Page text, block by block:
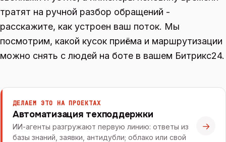
тратят на ручной разбор обращений -
расскажите, как устроен ваш поток. Мы
посмотрим, какой кусок приёма и маршрутизации
можно снять с людей на боте в вашем Битрикс24.
ДЕЛАЕМ ЭТО НА ПРОЕКТАХ
Автоматизация техподдержки
ИИ-агенты разгружают первую линию: ответы из
базы знаний, заявки, антидубли; облако или свой
→